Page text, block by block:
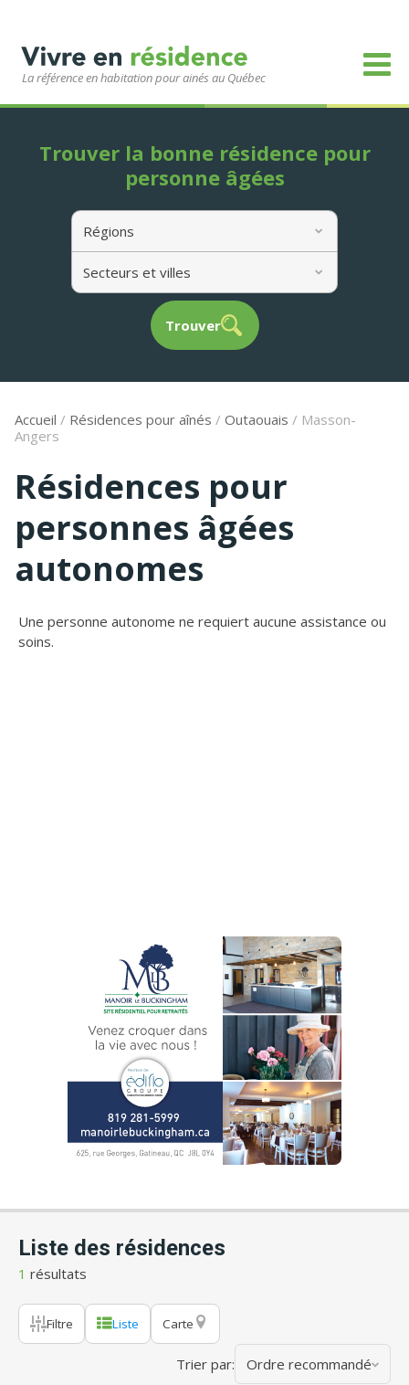
La référence en habitation pour ainés au Québec
Régions
Secteurs et villes
Trouver
Trouver la bonne résidence pour
personne âgées
Accueil / Résidences pour aînés / Outaouais / Masson-
Angers
Résidences pour
personnes âgées
autonomes
Une personne autonome ne requiert aucune assistance ou
soins.
Liste des résidences
1 résultats
Filtre Liste Carte
Trier par: Ordre recommandé